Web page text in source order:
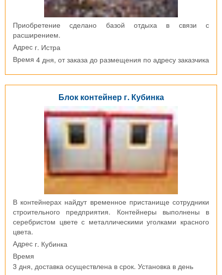
Приобретение сделано базой отдыха в связи с
расширением.
Адрес г. Истра
Время 4 дня, от заказа до размещения по адресу заказчика
Блок контейнер г. Кубинка
В контейнерах найдут временное пристанище сотрудники
строительного предприятия. Контейнеры выполнены в
серебристом цвете с металлическими уголками красного
цвета.
Адрес г. Кубинка
Время
3 дня, доставка осуществлена в срок. Установка в день